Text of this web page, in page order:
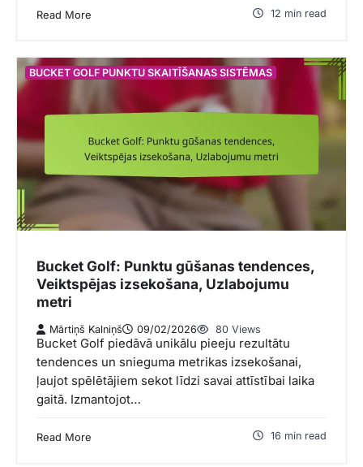
Read More 12 min read
BUCKET GOLF PUNKTU SKAITĪŠANAS SISTĒMAS
Bucket Golf: Punktu gūšanas tendences,
Veiktspējas izsekošana, Uzlabojumu
metri
Mārtiņš Kalniņš 09/02/2026 80 Views
Bucket Golf piedāvā unikālu pieeju rezultātu
tendences un snieguma metrikas izsekošanai,
ļaujot spēlētājiem sekot līdzi savai attīstībai laika
gaitā. Izmantojot…
Read More 16 min read